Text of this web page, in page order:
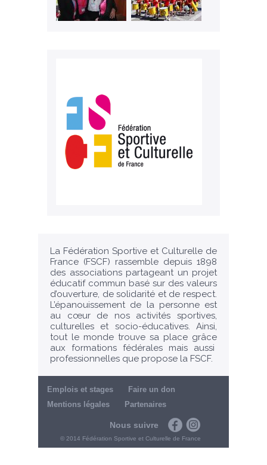
La Fédération Sportive et Culturelle de
France (FSCF) rassemble depuis 1898
des associations partageant un projet
éducatif commun basé sur des valeurs
d’ouverture, de solidarité et de respect.
L’épanouissement de la personne est
au cœur de nos activités sportives,
culturelles et socio-éducatives. Ainsi,
tout le monde trouve sa place grâce
aux formations fédérales mais aussi
professionnelles que propose la FSCF.
Emplois et stages
Faire un don
Mentions légales
Partenaires
Nous suivre
FacebookInstagram
© 2014 Fédération Sportive et Culturelle de France